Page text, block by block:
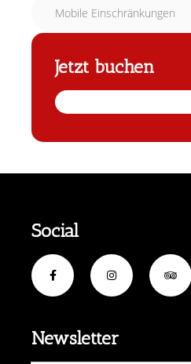
Mobile Einschränkungen
Jetzt buchen
Newsletter
Social